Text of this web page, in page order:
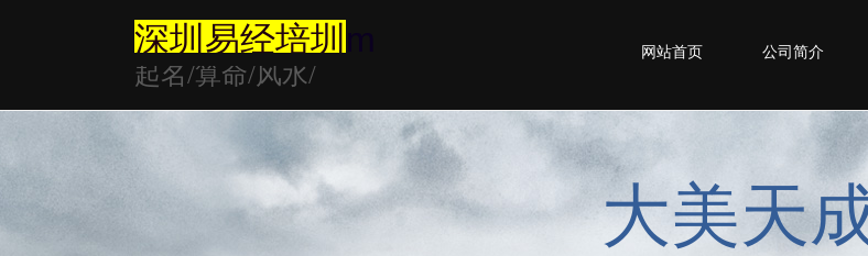
大美天
网站首页 公司简介
起名/算命/风水/
深圳易经培圳